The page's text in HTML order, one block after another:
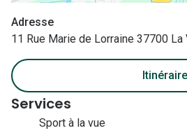
Adresse
11 Rue Marie de Lorraine 37700
Itinéraire
Services
Sport à la vue